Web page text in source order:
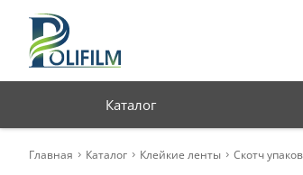
Каталог
Главная Каталог Клейкие ленты Скотч